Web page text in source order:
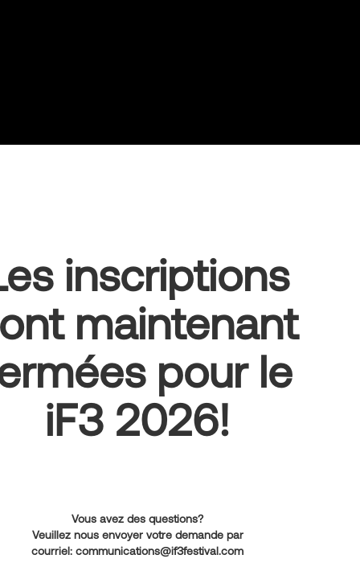
inscriptions
maintenant
pour le
iF3 2026!
Vous avez des questions?
Veuillez nous envoyer votre demande par
courriel: communications@if3festival.com